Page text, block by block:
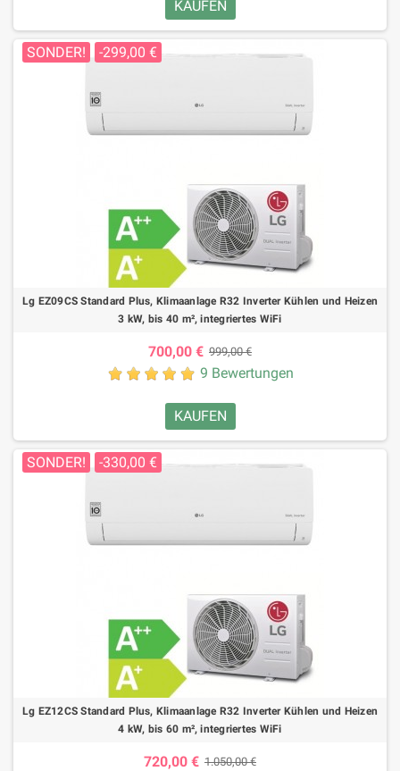
KAUFEN
SONDER! -299,00 €
Lg EZ09CS Standard Plus, Klimaanlage R32 Inverter Kühlen und Heizen
3 kW, bis 40 m², integriertes WiFi
700,00 € 999,00 €
9 Bewertungen
KAUFEN
SONDER! -330,00 €
Lg EZ12CS Standard Plus, Klimaanlage R32 Inverter Kühlen und Heizen
4 kW, bis 60 m², integriertes WiFi
720,00 € 1.050,00 €